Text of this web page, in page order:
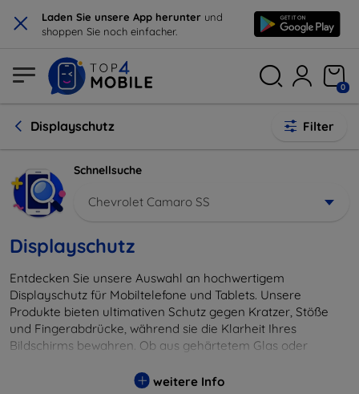
× Laden Sie unsere App herunter und
shoppen Sie noch einfacher.
0
Displayschutz Filter
Schnellsuche
Chevrolet Camaro SS
Displayschutz
Entdecken Sie unsere Auswahl an hochwertigem
Displayschutz für Mobiltelefone und Tablets. Unsere
Produkte bieten ultimativen Schutz gegen Kratzer, Stöße
und Fingerabdrücke, während sie die Klarheit Ihres
Bildschirms bewahren. Ob aus gehärtetem Glas oder
installieren und passgenau für jedes Gerät, um eine
weitere Info